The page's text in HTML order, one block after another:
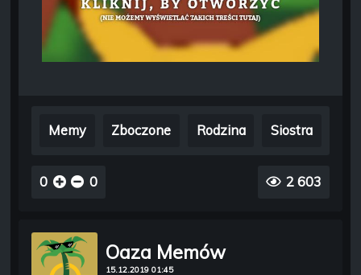
Memy Zboczone Rodzina Siostra
0 0 2 603
Oaza Memów
15.12.2019 01:45